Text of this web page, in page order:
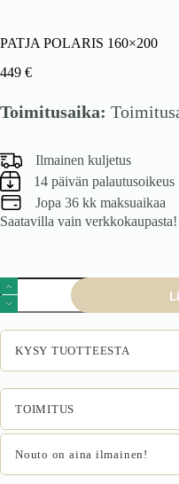
PATJA POLARIS 160×200
449 €
Toimitusaika:
Ilmainen kuljetus
14 päivän palautusoikeus
Jopa 36 kk maksuaikaa
Saatavilla vain verkkokaupasta!
PATJA
POLARIS
160x200
määrä
KYSY TUOTTEESTA
TOIMITUS
Nouto on aina ilmainen!